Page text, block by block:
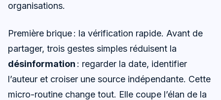
organisations.
Première brique : la vérification rapide. Avant de
partager, trois gestes simples réduisent la
désinformation : regarder la date, identifier
l’auteur et croiser une source indépendante. Cette
micro-routine change tout. Elle coupe l’élan de la